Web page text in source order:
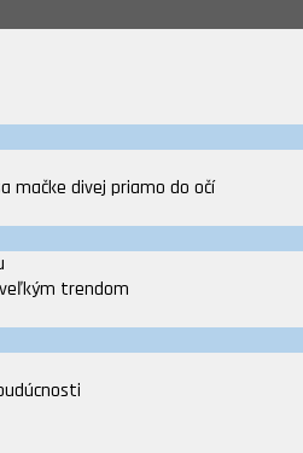
mačke divej priamo do očí
trendom